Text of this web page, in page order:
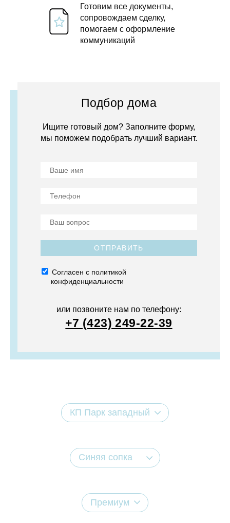
Готовим все документы,
сопровождаем сделку,
помогаем с оформление
коммуникаций
Подбор дома
Ищите готовый дом? Заполните форму,
мы поможем подобрать лучший вариант.
ОТПРАВИТЬ
Согласен с политикой
конфиденциальности
или позвоните нам по телефону:
+7 (423) 249-22-39
КП Парк западный
Синяя сопка
Премиум